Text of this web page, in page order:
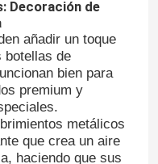
Decoración de
añadir un toque
botellas de
bien para
premium y
metálicos
que crea un aire
haciendo que sus